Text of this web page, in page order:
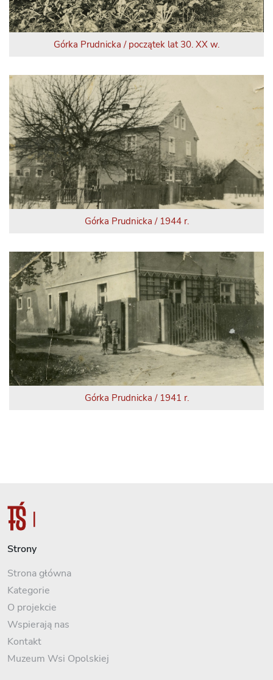
Górka Prudnicka / początek lat 30. XX w.
Górka Prudnicka / 1944 r.
Górka Prudnicka / 1941 r.
Strony
Strona główna
Kategorie
O projekcie
Wspierają nas
Kontakt
Muzeum Wsi Opolskiej